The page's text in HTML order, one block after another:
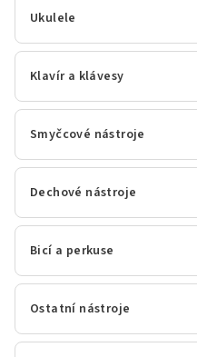
Ukulele
Klavír a klávesy
Smyčcové nástroje
Dechové nástroje
Bicí a perkuse
Ostatní nástroje